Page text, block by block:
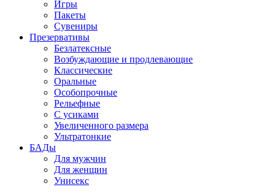
Игры
Пакеты
Сувениры
Презервативы
Безлатексные
Возбуждающие и продлевающие
Классические
Оральные
Особопрочные
Рельефные
С усиками
Увеличенного размера
Ультратонкие
БАДы
Для мужчин
Для женщин
Унисекс